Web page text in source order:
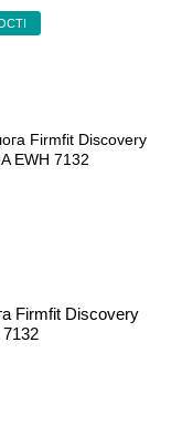
Firmfit Discovery